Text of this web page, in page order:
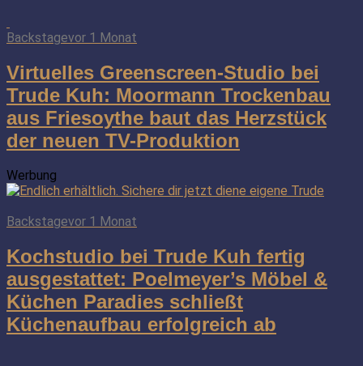
Backstagevor 1 Monat
Virtuelles Greenscreen-Studio bei
Trude Kuh: Moormann Trockenbau
aus Friesoythe baut das Herzstück
der neuen TV-Produktion
Werbung
Backstagevor 1 Monat
Kochstudio bei Trude Kuh fertig
ausgestattet: Poelmeyer’s Möbel &
Küchen Paradies schließt
Küchenaufbau erfolgreich ab